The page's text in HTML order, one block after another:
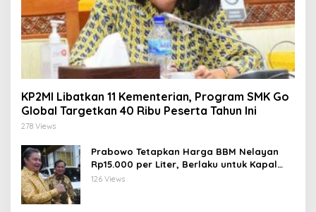
KP2MI Libatkan 11 Kementerian, Program SMK Go
Global Targetkan 40 Ribu Peserta Tahun Ini
278 Views
Prabowo Tetapkan Harga BBM Nelayan
Rp15.000 per Liter, Berlaku untuk Kapal
30-200 GT
126 Views